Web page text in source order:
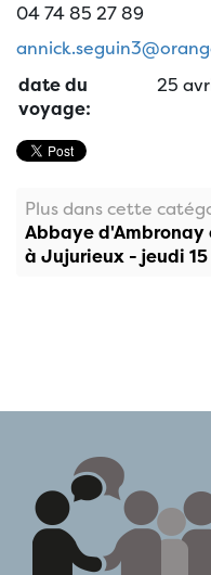
04 74 85 27 89
date du
voyage:
25
Plus dans cette
Abbaye d'Ambronay
à Jujurieux - jeudi